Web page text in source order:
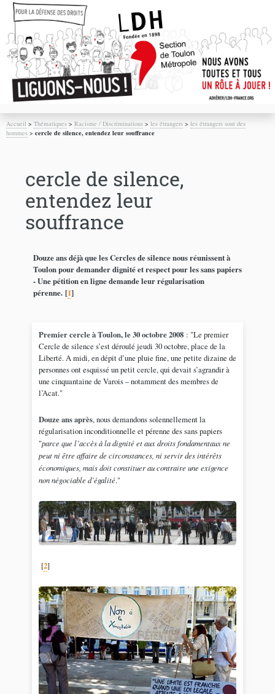
Accueil >Thématiques >Racisme / Discriminations >les étrangers >les étrangers sont des
hommes >cercle de silence, entendez leur souffrance
cercle de silence,
entendez leur
souffrance
Douze ans déjà que les Cercles de silence nous réunissent à
Toulon pour demander dignité et respect pour les sans papiers
- Une pétition en ligne demande leur régularisation
pérenne.[1]
Premier cercle à Toulon, le 30 octobre 2008: "Le premier
Cercle de silence s’est déroulé jeudi 30 octobre, place de la
Liberté. A midi, en dépit d’une pluie fine, une petite dizaine de
personnes ont esquissé un petit cercle, qui devait s’agrandir à
une cinquantaine de Varois – notamment des membres de
l’Acat."
Douze ans après, nous demandons solennellement la
régularisation inconditionnelle et pérenne des sans papiers
"parce que l’accès à la dignité et aux droits fondamentaux ne
peut ni être affaire de circonstances, ni servir des intérêts
économiques, mais doit constituer au contraire une exigence
non négociable d’égalité."
[2]